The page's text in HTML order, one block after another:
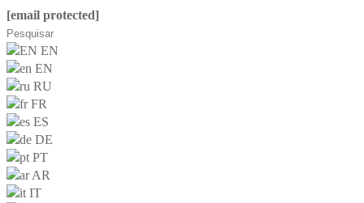
[email protected]
EN
EN
RU
FR
ES
DE
PT
AR
IT